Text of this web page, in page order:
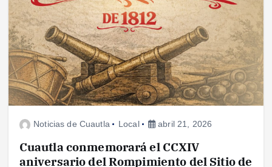
Noticias de Cuautla Local abril 21, 2026
Cuautla conmemorará el CCXIV
aniversario del Rompimiento del Sitio de